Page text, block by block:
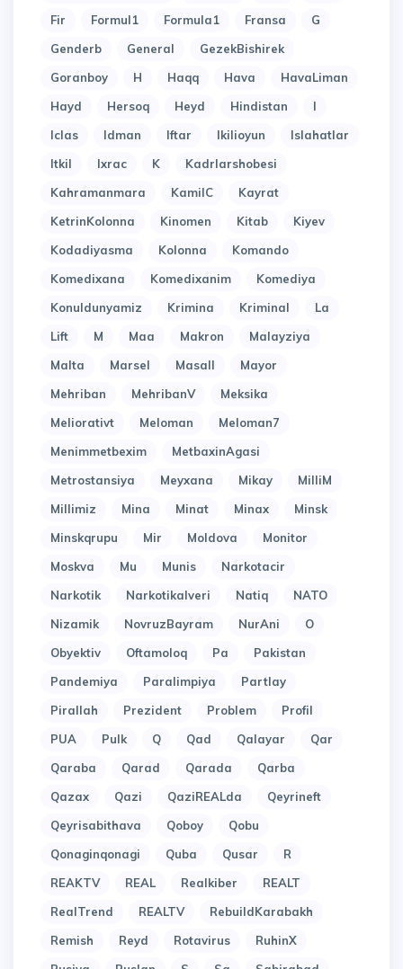
Fir
Formul1 Formula1 Fransa
G
Genderb
General
GezekBishirek
Goranboy
H Haqq Hava
HavaLiman
Hayd
Hersoq Heyd Hindistan
I
Iclas
Idman Iftar Ikilioyun
Islahatlar
Itkil
Ixrac K
Kadrlarshobesi
Kahramanmara
KamilC
Kayrat
KetrinKolonna
Kinomen Kitab
Kiyev
Kodadiyasma
Kolonna
Komando
Komedixana
Komedixanim
Komediya
Konuldunyamiz
Krimina Kriminal
La
Lift
M Maa Makron
Malayziya
Malta
Marsel Masall
Mayor
Mehriban
MehribanV
Meksika
Meliorativt
Meloman
Meloman7
Menimmetbexim
MetbaxinAgasi
Metrostansiya
Meyxana Mikay
MilliM
Millimiz
Mina Minat Minax
Minsk
Minskqrupu
Mir Moldova
Monitor
Moskva
Mu Munis
Narkotacir
Narkotik
Narkotikalveri Natiq
NATO
Nizamik
NovruzBayram NurAni
O
Obyektiv
Oftamoloq Pa
Pakistan
Pandemiya
Paralimpiya
Partlay
Pirallah
Prezident Problem
Profil
PUA
Pulk Q Qad Qalayar
Qar
Qaraba
Qarad Qarada
Qarba
Qazax
Qazi QaziREALda
Qeyrineft
Qeyrisabithava
Qoboy
Qobu
Qonaginqonagi
Quba Qusar
R
REAKTV
REAL Realkiber
REALT
RealTrend
REALTV
RebuildKarabakh
Remish
Reyd Rotavirus
RuhinX